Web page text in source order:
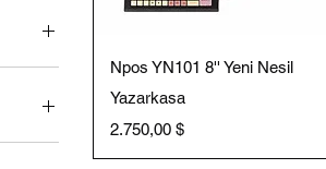
Schnellansicht
Npos YN101 8'' Yeni Nesil
Yazarkasa
Preis
2.750,00 $